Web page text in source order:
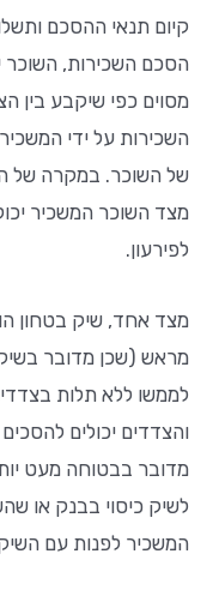
קיום תנאי ההסכם
הסכם השכירות, השוכר
מסוים כפי שיקבע בין
השכירות על ידי
של השוכר. במקרה של
מצד השוכר המשכיר
לפירעון.
מצד אחד, שיק בטחון
מראש (שכן מדובר בשיק
לממשו ללא תלות
והצדדים יכולים
מדובר בבטוחה מעט
לשיק כיסוי בבנק או
המשכיר לפנות עם